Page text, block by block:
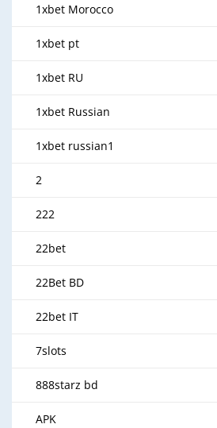
1xbet Morocco
1xbet pt
1xbet RU
1xbet Russian
1xbet russian1
2
222
22bet
22Bet BD
22bet IT
7slots
888starz bd
APK